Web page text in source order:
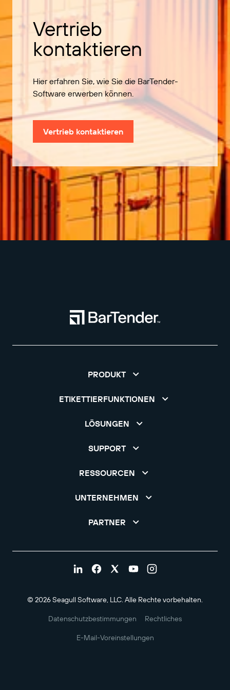
Vertrieb
kontaktieren
Hier erfahren Sie, wie Sie die BarTender-
Software erwerben können.
Vertrieb kontaktieren
PRODUKT
ETIKETTIERFUNKTIONEN
LÖSUNGEN
SUPPORT
RESSOURCEN
UNTERNEHMEN
PARTNER
© 2026 Seagull Software, LLC. Alle Rechte vorbehalten.
Datenschutzbestimmungen Rechtliches
E-Mail-Voreinstellungen